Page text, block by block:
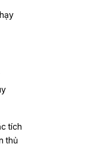
tích
thủ